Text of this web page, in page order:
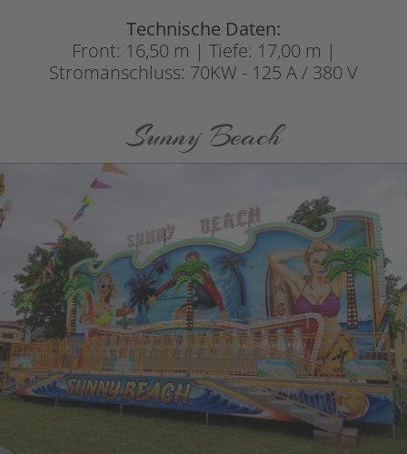
Technische Daten:
Front: 16,50 m | Tiefe: 17,00 m |
Stromanschluss: 70KW - 125 A / 380 V
Sunny Beach